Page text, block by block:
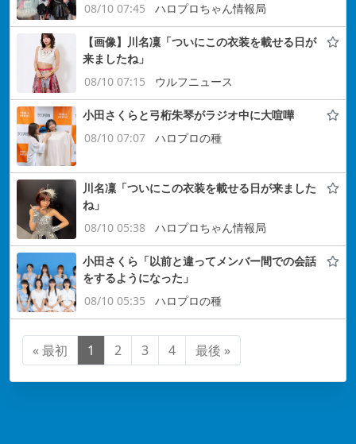
08/10 07:45
ハロプロちゃん情報局
【画像】川名凜「ついにこの衣装を載せる日が
来ましたね」
08/10 07:15
ウルフニュース
小田さくらと弓桁朱琴がラジオ中に大喧嘩
08/10 07:07
ハロプロの種
川名凜「ついにこの衣装を載せる日が来ました
ね」
08/10 05:38
ハロプロちゃん情報局
小田さくら「以前と違ってメンバー間での会話
をするようになった」
08/10 05:35
ハロプロの種
« 最初 1 2 3 4 最後 »